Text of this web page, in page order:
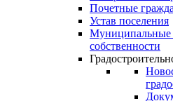
Почетные
Устав поселения
Муниципальные
собственности